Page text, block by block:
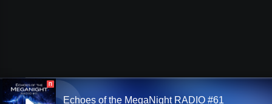
П
Echoes of the MegaNight RADIO #61